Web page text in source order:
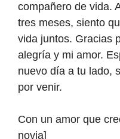
compañero de vida.
tres meses, siento
vida juntos. Gracias
alegría y mi amor.
nuevo día a tu lado,
por venir.
Con un amor que
novia]